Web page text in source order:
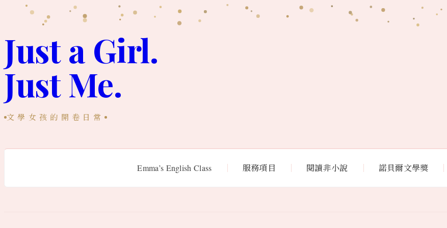
要
內
容
Just a Girl.
Just Me.
文學女孩的開卷日常
Emma’s English Class 服務項目 閱讀非小說 諾貝爾文學獎